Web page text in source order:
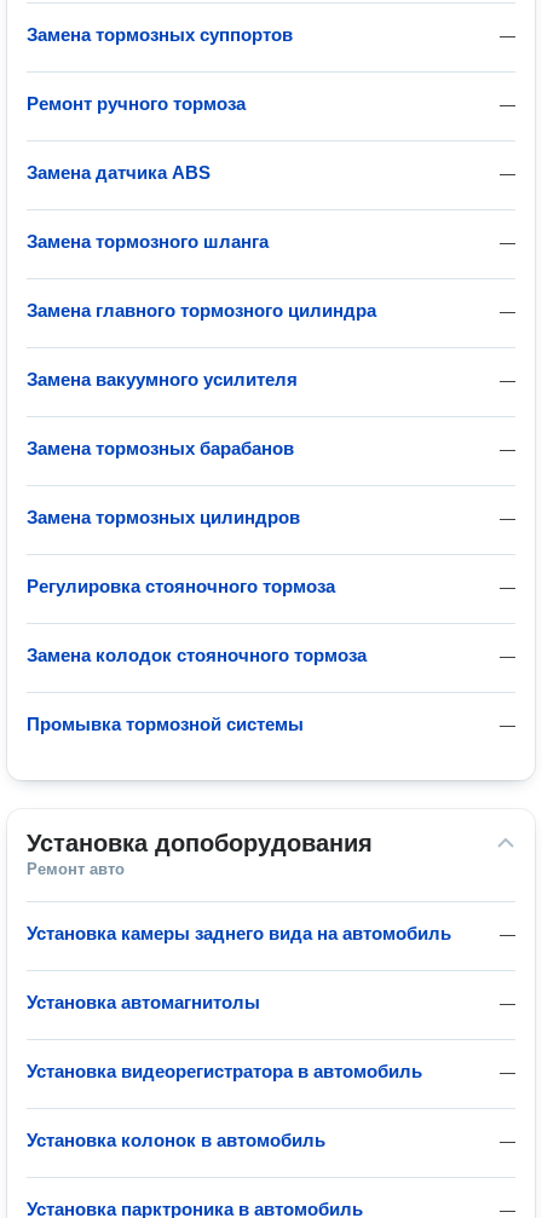
—
Замена тормозных суппортов
—
Ремонт ручного тормоза
—
Замена датчика ABS
—
Замена тормозного шланга
—
Замена главного тормозного цилиндра
—
Замена вакуумного усилителя
—
Замена тормозных барабанов
—
Замена тормозных цилиндров
—
Регулировка стояночного тормоза
—
Замена колодок стояночного тормоза
—
Промывка тормозной системы
Установка допоборудования
Ремонт авто
—
Установка камеры заднего вида на автомобиль
—
Установка автомагнитолы
—
Установка видеорегистратора в автомобиль
—
Установка колонок в автомобиль
—
Установка парктроника в автомобиль